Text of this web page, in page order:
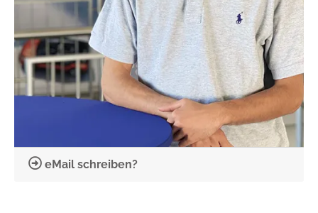
eMail schreiben?